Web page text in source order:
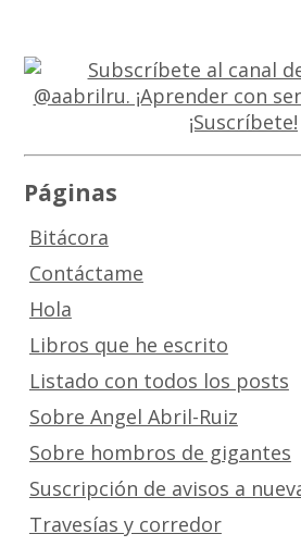
Páginas
Bitácora
Contáctame
Hola
Libros que he escrito
Listado con todos los posts
Sobre Angel Abril-Ruiz
Sobre hombros de gigantes
Suscripción de avisos a
Travesías y corredor